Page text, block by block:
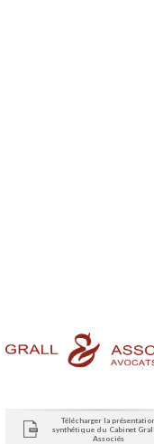
Télécharger la
synthétique du Cabinet
Associés